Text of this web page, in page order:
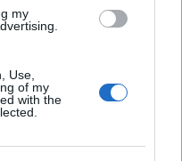
my
Use,
of my
with the
di HONOR, HONOR
computazionali della
il giorno
Snapdragon® 8+ Gen
da flagship. Grazie alle